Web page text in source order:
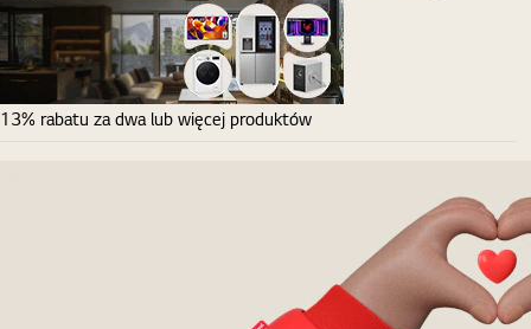
13% rabatu za dwa lub więcej produktów